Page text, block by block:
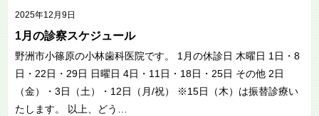
2025年12月9日
1月の診察スケジュール
野洲市小篠原の小林歯科医院です。 1月の休診日 木曜日 1日・8
日・22日・29日 日曜日 4日・11日・18日・25日 その他 2日
（金）・3日（土）・12日（月/祝） ※15日（木）は振替診療い
たします。 以上、どう…